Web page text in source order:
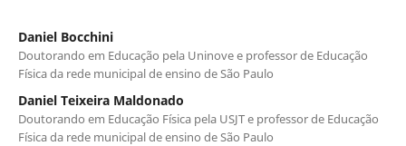
Daniel Bocchini
Doutorando em Educação pela Uninove e professor de Educação
Física da rede municipal de ensino de São Paulo
Daniel Teixeira Maldonado
Doutorando em Educação Física pela USJT e professor de Educação
Física da rede municipal de ensino de São Paulo